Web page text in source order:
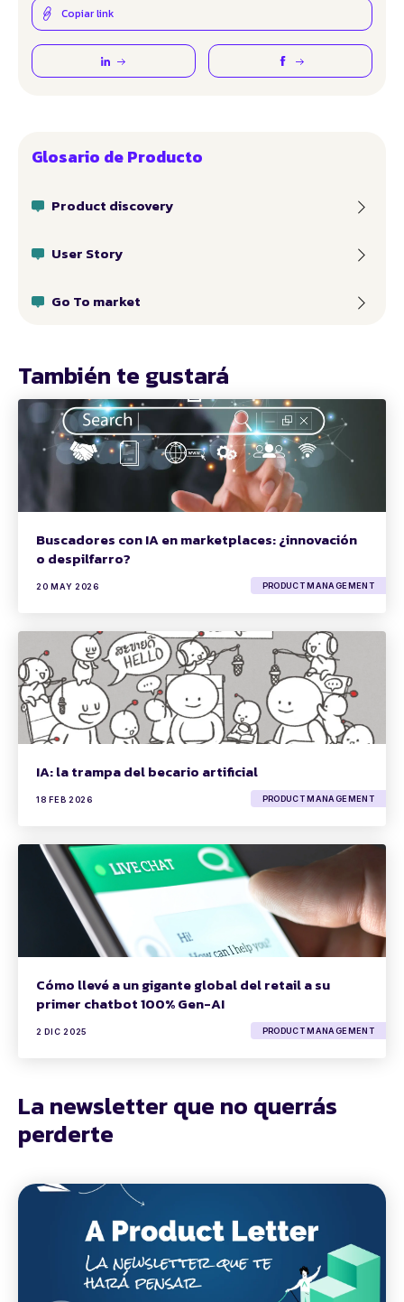
Copiar link
Glosario de Producto
Product discovery
User Story
Go To market
También te gustará
Buscadores con IA en marketplaces: ¿innovación
o despilfarro?
20 MAY 2026 PRODUCT MANAGEMENT
IA: la trampa del becario artificial
18 FEB 2026 PRODUCT MANAGEMENT
Cómo llevé a un gigante global del retail a su
primer chatbot 100% Gen-AI
2 DIC 2025 PRODUCT MANAGEMENT
La newsletter que no querrás
perderte